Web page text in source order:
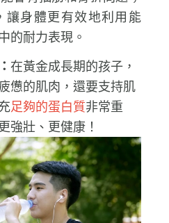
會有抽筋和骨折問題；
身體更有效地利用能
在黃金成長期的孩子，
憊的肌肉，還要支持肌
足夠的蛋白質 非常重
強壯、更健康！